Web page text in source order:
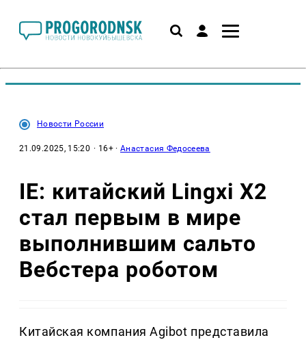
Новости России
21.09.2025, 15:20 · 16+ ·Анастасия Федосеева
IE: китайский Lingxi X2
стал первым в мире
выполнившим сальто
Вебстера роботом
Китайская компания Agibot представила